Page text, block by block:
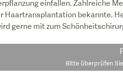
einfallen. Zahlreiche
Haartransplantation bekannte.
gerne mit zum
Bitte überprüfen